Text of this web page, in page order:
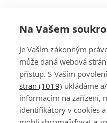
DISKUZE
Na Vašem
Je Vaším zákonným
může daná webová
přístup. S Vaším
stran (1019) ukládáme
informacím na zařízení,
identifikátory v cookies